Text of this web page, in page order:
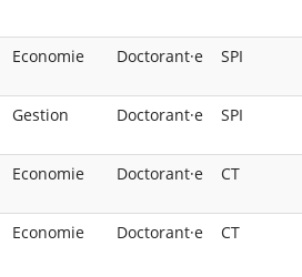
Economie Doctorant·e SPI
Gestion Doctorant·e SPI
Economie Doctorant·e CT
Economie Doctorant·e CT